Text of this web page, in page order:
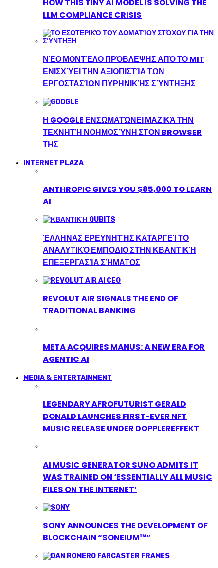
HOW THIS TINY AI MODEL IS SOLVING THE
LLM COMPLIANCE CRISIS
ΝΈΟ ΜΟΝΤΈΛΟ ΠΡΌΒΛΕΨΗΣ ΑΠΌ ΤΟ MIT
ΕΝΙΣΧΎΕΙ ΤΗΝ ΑΞΙΟΠΙΣΤΊΑ ΤΩΝ
ΕΡΓΟΣΤΑΣΊΩΝ ΠΥΡΗΝΙΚΉΣ ΣΎΝΤΗΞΗΣ
Η GOOGLE ΕΝΣΩΜΑΤΏΝΕΙ ΜΑΖΙΚΆ ΤΗΝ
ΤΕΧΝΗΤΉ ΝΟΗΜΟΣΎΝΗ ΣΤΟΝ BROWSER
ΤΗΣ
INTERNET PLAZA
ANTHROPIC GIVES YOU $85,000 TO LEARN
AI
ΈΛΛΗΝΑΣ ΕΡΕΥΝΗΤΉΣ ΚΑΤΑΡΓΕΊ ΤΟ
ΑΝΑΛΥΤΙΚΌ ΕΜΠΌΔΙΟ ΣΤΗΝ ΚΒΑΝΤΙΚΉ
ΕΠΕΞΕΡΓΑΣΊΑ ΣΉΜΑΤΟΣ
REVOLUT AIR SIGNALS THE END OF
TRADITIONAL BANKING
META ACQUIRES MANUS: A NEW ERA FOR
AGENTIC AI
MEDIA & ENTERTAINMENT
LEGENDARY AFROFUTURIST GERALD
DONALD LAUNCHES FIRST-EVER NFT
MUSIC RELEASE UNDER DOPPLEREFFEKT
AI MUSIC GENERATOR SUNO ADMITS IT
WAS TRAINED ON ‘ESSENTIALLY ALL MUSIC
FILES ON THE INTERNET’
SONY ANNOUNCES THE DEVELOPMENT OF
BLOCKCHAIN “SONEIUM™”